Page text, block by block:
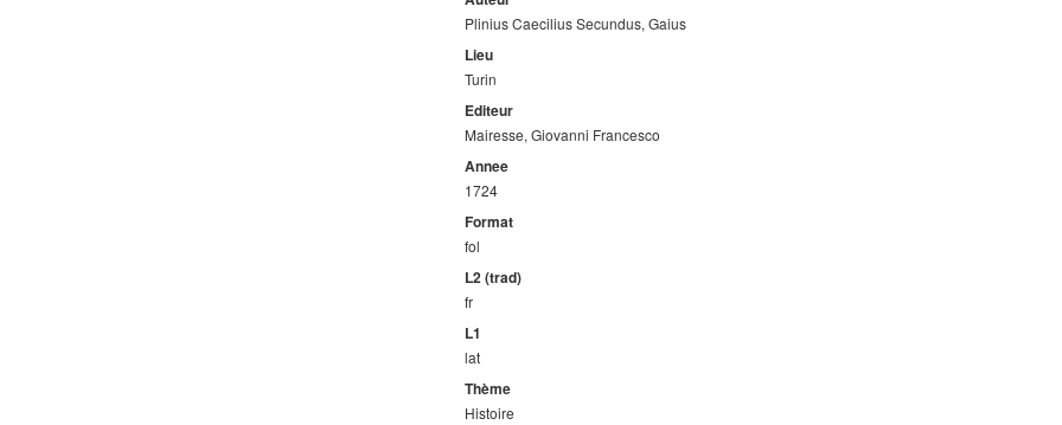
Plinius Caecilius Secundus, Gaius
Lieu
Turin
Editeur
Mairesse, Giovanni Francesco
Annee
1724
Format
fol
L2 (trad)
fr
L1
lat
Thème
Histoire